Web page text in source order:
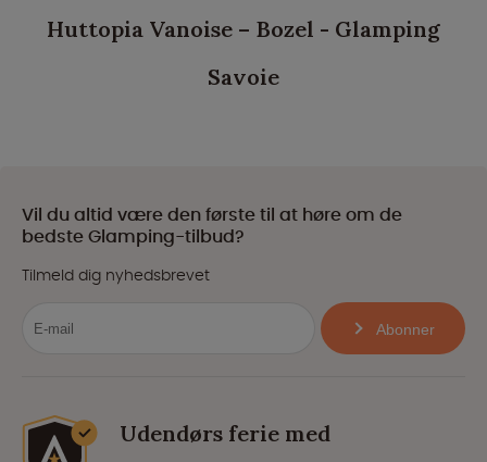
Huttopia Vanoise – Bozel - Glamping
Savoie
Vil du altid være den første til at høre om de
bedste Glamping-tilbud?
Tilmeld dig nyhedsbrevet
Abonner
Udendørs ferie med